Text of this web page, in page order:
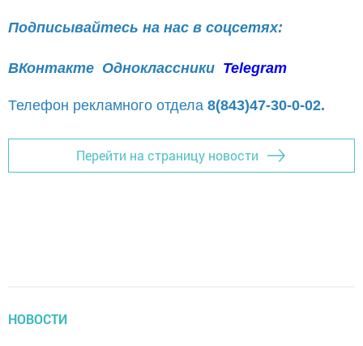
Подписывайтесь на нас в соцсетях:
ВКонтакте Одноклассники Telegram
Телефон рекламного отдела 8(843)47-30-0-02.
Перейти на страницу новости
НОВОСТИ